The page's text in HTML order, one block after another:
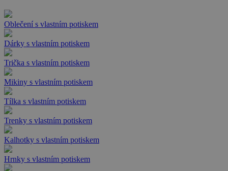
Oblečení s vlastním potiskem
Dárky s vlastním potiskem
Trička s vlastním potiskem
Mikiny s vlastním potiskem
Tílka s vlastním potiskem
Trenky s vlastním potiskem
Kalhotky s vlastním potiskem
Hrnky s vlastním potiskem